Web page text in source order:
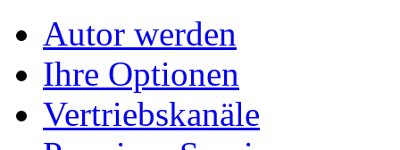
Autor werden
Ihre Optionen
Vertriebskanäle